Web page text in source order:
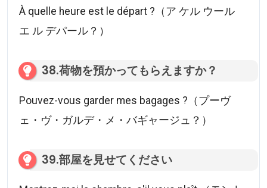
À quelle heure est le départ ?（ア ケル ウール
エ ル デパール？）
38.荷物を預かってもらえますか？
Pouvez-vous garder mes bagages ?（プーヴ
ェ・ヴ・ガルデ・メ・バギャージュ？）
39.部屋を見せてください